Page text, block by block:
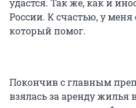
удастся. Так же, как и
России. К счастью, у меня
который помог.
Покончив с главным
взялась за аренду жилья